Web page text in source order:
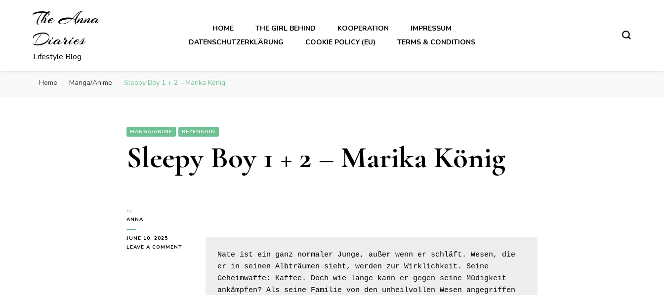
The Anna
Diaries
Lifestyle Blog
HOME THE GIRL BEHIND KOOPERATION
IMPRESSUM
DATENSCHUTZERKLÄRUNG
COOKIE POLICY (EU) TERMS & CONDITIONS
Home Manga/Anime Sleepy Boy 1 + 2 – Marika König
MANGA/ANIME REZENSION
Sleepy Boy 1 + 2 – Marika König
by
ANNA
JUNE 10, 2025
LEAVE A COMMENT
Nate ist ein ganz normaler Junge, außer wenn er schläft. Wesen, die
er in seinen Albträumen sieht, werden zur Wirklichkeit. Seine
Geheimwaffe: Kaffee. Doch wie lange kann er gegen seine Müdigkeit
ankämpfen? Als seine Familie von den unheilvollen Wesen angegriffen